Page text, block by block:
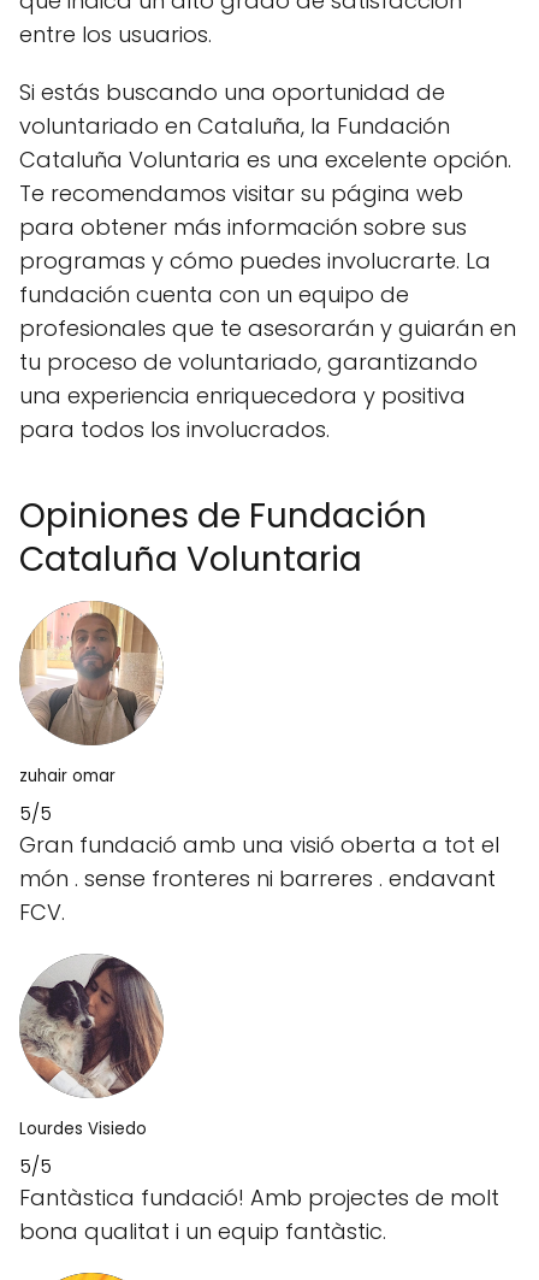
entre los usuarios.
Si estás buscando una oportunidad de
voluntariado en Cataluña, la Fundación
Cataluña Voluntaria es una excelente opción.
Te recomendamos visitar su página web
para obtener más información sobre sus
programas y cómo puedes involucrarte. La
fundación cuenta con un equipo de
profesionales que te asesorarán y guiarán en
tu proceso de voluntariado, garantizando
una experiencia enriquecedora y positiva
para todos los involucrados.
Opiniones de Fundación
Cataluña Voluntaria
zuhair omar
5/5
Gran fundació amb una visió oberta a tot el
món . sense fronteres ni barreres . endavant
FCV.
Lourdes Visiedo
5/5
Fantàstica fundació! Amb projectes de molt
bona qualitat i un equip fantàstic.